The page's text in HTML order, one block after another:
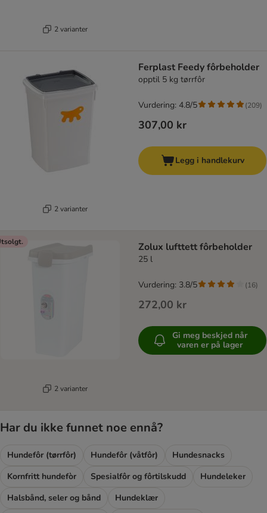
2 varianter
2 varianter
Ferplast Feedy fôrbeholder
opptil 5 kg tørrfôr
307,00 kr
Vurdering: 4.8/5 (209)
Legg i handlekurv
2 varianter
Zolux lufttett fôrbeholder
25 l
272,00 kr
Vurdering: 3.8/5 (16)
Gi meg beskjed når
varen er på lager
Har du ikke funnet noe ennå?
Hundefôr (tørrfôr) Hundefôr (våtfôr)
Hundesnacks
Kornfritt hundefòr
Spesialfôr og fôrtilskudd
Hundeleker
Halsbånd, seler og bånd
Hundeklær